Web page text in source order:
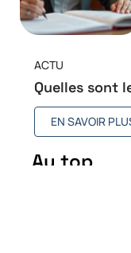
ACTU
Quelles sont
EN SAVOIR
Au top